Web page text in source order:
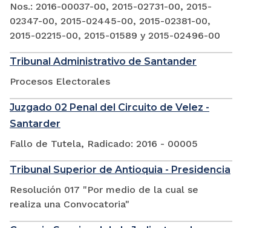
Nos.: 2016-00037-00, 2015-02731-00, 2015-
02347-00, 2015-02445-00, 2015-02381-00,
2015-02215-00, 2015-01589 y 2015-02496-00
Tribunal Administrativo de Santander
Procesos Electorales
Juzgado 02 Penal del Circuito de Velez -
Santarder
Fallo de Tutela, Radicado: 2016 - 00005
Tribunal Superior de Antioquia - Presidencia
Resolución 017 "Por medio de la cual se
realiza una Convocatoria"